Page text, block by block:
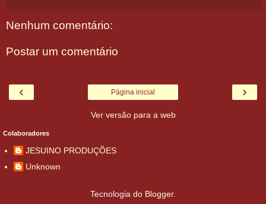
Nenhum comentário:
Postar um comentário
‹ ›
Página inicial
Ver versão para a web
Colaboradores
JESUINO PRODUÇÕES
Unknown
Tecnologia do Blogger.